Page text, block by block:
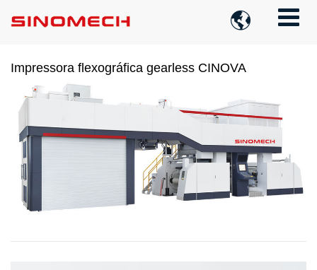

Impressora flexográfica gearless CINOVA